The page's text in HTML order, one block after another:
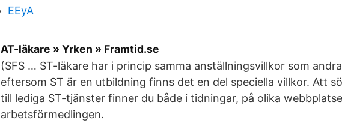
EEyA
AT-läkare » Yrken » Framtid.se
(SFS … ST-läkare har i princip samma anställningsvillkor som
eftersom ST är en utbildning finns det en del speciella villkor. Att
till lediga ST-tjänster finner du både i tidningar, på olika
arbetsförmedlingen.